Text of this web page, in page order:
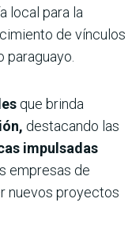
local para la
de vínculos
que brinda
destacando las
impulsadas
empresas de
nuevos proyectos